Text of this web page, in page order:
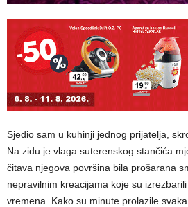
Sjedio sam u kuhinji jednog prijatelja,
Na zidu je vlaga suterenskog stančića
čitava njegova površina bila prošarana
nepravilnim kreacijama koje su
vremena. Kako su minute prolazile